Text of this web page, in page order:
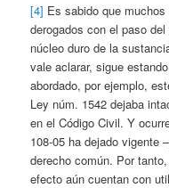
[4] Es sabido que
derogados con el paso
núcleo duro de la
vale aclarar, sigue
abordado, por ejemplo,
Ley núm. 1542 dejaba
en el Código Civil. Y
108-05 ha dejado vigente
derecho común. Por
efecto aún cuentan con